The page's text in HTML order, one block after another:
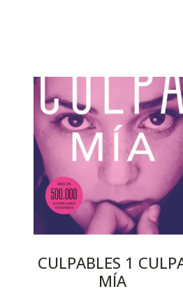
CULPABLES 1
MÍA